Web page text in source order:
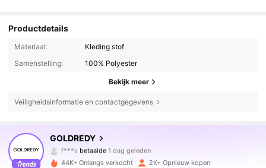
Productdetails
Materiaal:
Kleding stof
Samenstelling:
100% Polyester
Bekijk meer
Veiligheidsinformatie en contactgegevens
GOLDREDY
4.73
10K Volgers
f***s betaalde 1 dag geleden
l***2 gevolgd 4 uur geleden
44K+ Onlangs verkocht 2K+ Opnieuw kopen